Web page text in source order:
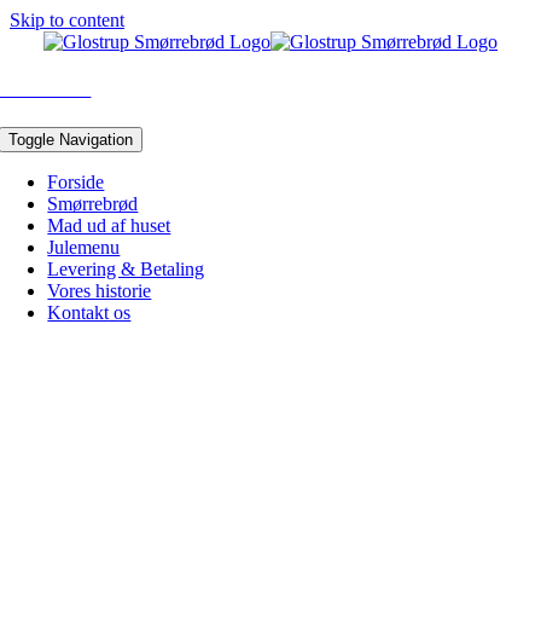
Skip to content
Toggle Navigation
Forside
Smørrebrød
Mad ud af huset
Julemenu
Levering & Betaling
Vores historie
Kontakt os